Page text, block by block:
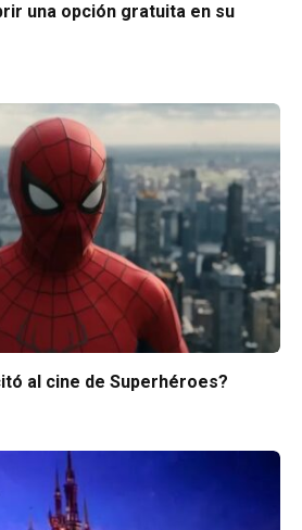
una opción gratuita en su
al cine de Superhéroes?